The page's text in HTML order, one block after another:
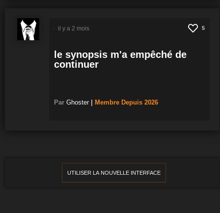
5
le synopsis m'a empêché de
continuer
Par Ghoster Membre Depuis 2026
il y a 2 mois
UTILISER LA NOUVELLE INTERFACE